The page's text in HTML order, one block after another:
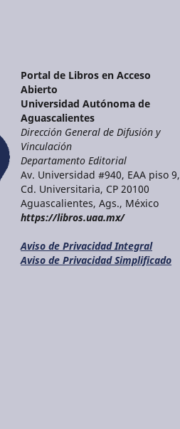
Portal de Libros en Acceso
Abierto
Universidad Autónoma de
Aguascalientes
Dirección General de Difusión y
Vinculación
Departamento Editorial
Av. Universidad #940, EAA piso 9,
Cd. Universitaria, CP 20100
Aguascalientes, Ags., México
https://libros.uaa.mx/
Aviso de Privacidad Integral
Aviso de Privacidad Simplificado